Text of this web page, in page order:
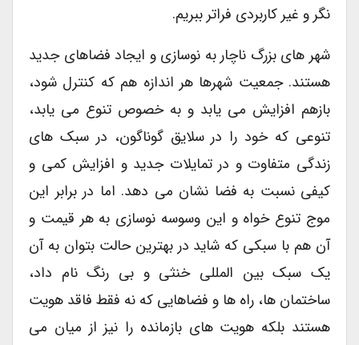
نگر و غیر کاربردی فراتر ببریم.
شهر های بزرگ ناچار به نوسازی و ایجاد فضاهای جدید
هستند. جمعیت شهرها هر اندازه هم که کنترل شود،
بازهم افزایش می یابد و به خصوص تنوع می یابد،
تنوعی که خود را در سلایق گوناگون، در سبک های
زندگی متفاوت و در تمایلات جدید و افزایش کمی و
کیفی نسبت به فضا نشان می دهد. اما در برابر این
موج تنوع خواه و این وسوسه نوسازی به هر قیمت و
آن هم با سبکی که شاید در بهترین حالت بتوان به آن
یک سبک بین المللی خنثی و بی رنگ نام داد،
ساختمان ها، راه ها و فضاهایی که نه فقط فاقد هویت
هستند بلکه هویت های بازمانده را نیز از میان می